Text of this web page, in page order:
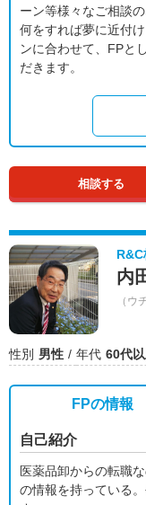
ーン等様々なご相談
何をすれば夢に近付
ンに合わせて、FPと
だきます。
相談する
内
（ウ
性別 男性 年代 60代
FPの情報
自己紹介
医薬品卸からの転職
の情報を持っている